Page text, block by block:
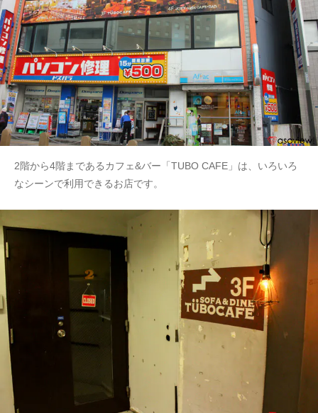
2階から4階まであるカフェ&バー「TUBO CAFE」は、いろいろ
なシーンで利用できるお店です。